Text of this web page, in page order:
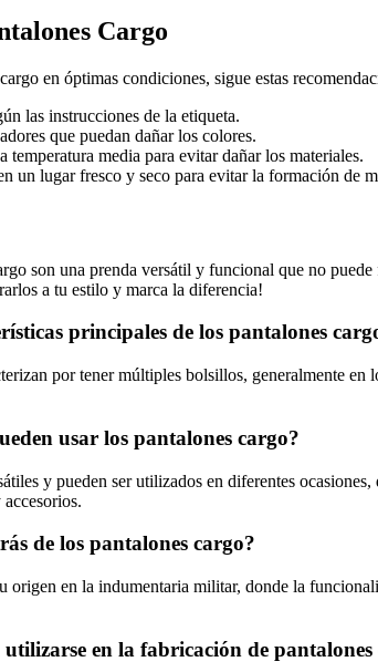
Cargo
en óptimas condiciones, sigue estas
las instrucciones de la etiqueta.
que puedan dañar los colores.
temperatura media para evitar dañar los materiales.
un lugar fresco y seco para evitar la formación de
son una prenda versátil y funcional que no
a tu estilo y marca la diferencia!
principales de los pantalones
por tener múltiples bolsillos, generalmente
usar los pantalones cargo?
y pueden ser utilizados en diferentes
de los pantalones cargo?
origen en la indumentaria militar, donde la
utilizarse en la fabricación de pantalones